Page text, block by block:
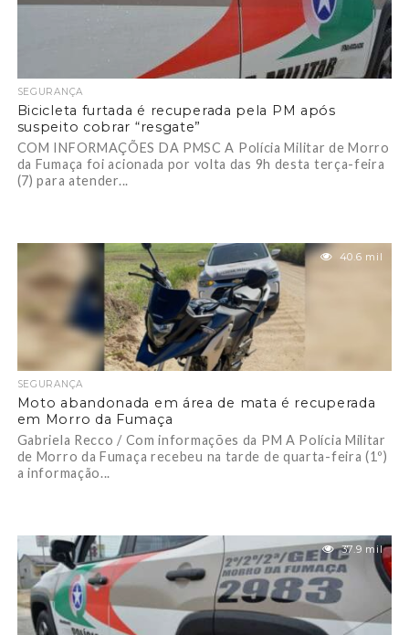
SEGURANÇA
Bicicleta furtada é recuperada pela PM após
suspeito cobrar “resgate”
COM INFORMAÇÕES DA PMSC A Polícia Militar de Morro
da Fumaça foi acionada por volta das 9h desta terça-feira
(7) para atender...
40.6 mil
SEGURANÇA
Moto abandonada em área de mata é recuperada
em Morro da Fumaça
Gabriela Recco / Com informações da PM A Polícia Militar
de Morro da Fumaça recebeu na tarde de quarta-feira (1º)
a informação...
37.9 mil